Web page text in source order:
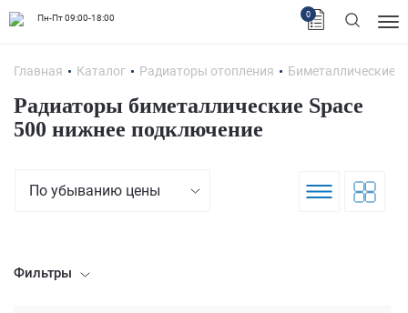
Пн-Пт 09:00-18:00 0
Главная Каталог Радиаторы отопления Биметаллические
Радиаторы биметаллические Space
500 нижнее подключение
По убыванию цены
Фильтры